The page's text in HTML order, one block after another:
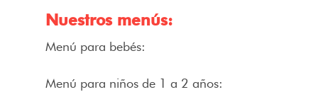
Nuestros menús:
Menú para bebés:
Menú para niños de 1 a 2 años: